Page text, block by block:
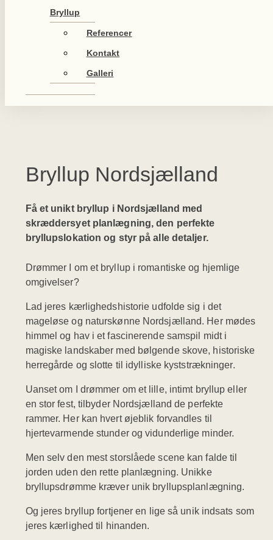
Bryllup
Referencer
Kontakt
Galleri
Bryllup Nordsjælland
Få et unikt bryllup i Nordsjælland med
skræddersyet planlægning, den perfekte
bryllupslokation og styr på alle detaljer.
Drømmer I om et bryllup i romantiske og hjemlige
omgivelser?
Lad jeres kærlighedshistorie udfolde sig i det
mageløse og naturskønne Nordsjælland. Her mødes
himmel og hav i et fascinerende samspil midt i
magiske landskaber med bølgende skove, historiske
herregårde og slotte til idylliske kyststrækninger.
Uanset om I drømmer om et lille, intimt bryllup eller
en stor fest, tilbyder Nordsjælland de perfekte
rammer. Her kan hvert øjeblik forvandles til
hjertevarmende stunder og vidunderlige minder.
Men selv den mest storslåede scene kan falde til
jorden uden den rette planlægning. Unikke
bryllupsdrømme kræver unik bryllupsplanlægning.
Og jeres bryllup fortjener en lige så unik indsats som
jeres kærlighed til hinanden.